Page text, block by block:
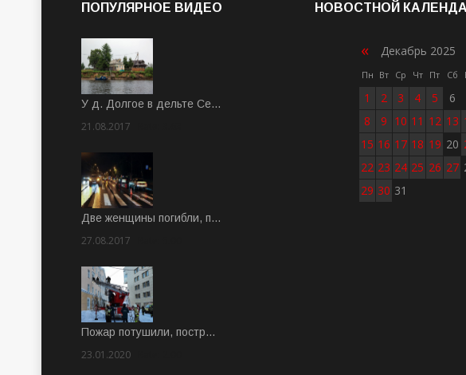
ПОПУЛЯРНОЕ ВИДЕО
У д. Долгое в дельте Се…
21.08.2017
Две женщины погибли, п…
27.08.2017
Пожар потушили, постр…
23.01.2020
НОВОСТНОЙ
« Декабрь 2025
Пн Вт Ср Чт Пт Сб
1 2 3 4 5 6
8
9 10 11 12 13
15 16 17 18 19 20
22 23 24 25 26 27
29 30 31